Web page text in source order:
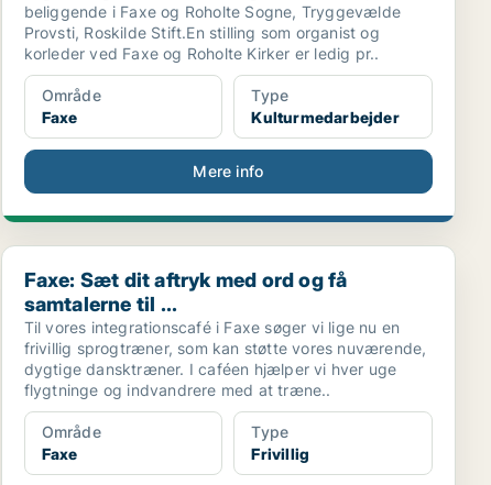
beliggende i Faxe og Roholte Sogne, Tryggevælde
Provsti, Roskilde Stift.En stilling som organist og
korleder ved Faxe og Roholte Kirker er ledig pr..
Område
Faxe
Type
Kulturmedarbejder
Mere info
Faxe: Sæt dit aftryk med ord og få samtalerne til ...
Faxe: Sæt dit aftryk med ord og få
samtalerne til ...
Til vores integrationscafé i Faxe søger vi lige nu en
frivillig sprogtræner, som kan støtte vores nuværende,
dygtige dansktræner. I caféen hjælper vi hver uge
flygtninge og indvandrere med at træne..
Område
Faxe
Type
Frivillig